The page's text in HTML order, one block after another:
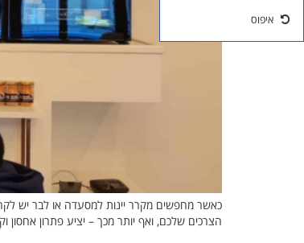
כאשר מחפשים מקרר יינות למסעדה או לבר יש
הצרכים שלכם, ואף יותר מכך – יציע פתרון
איפוס